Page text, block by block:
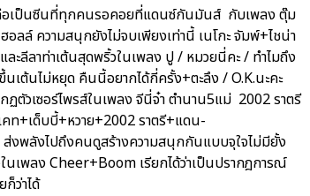
ถือเป็นซีนที่ทุกคนรอคอยที่แดนซ์กันมันส์ กับเพลง ตุ๊ม
ลล์ ความสนุกยังไม่จบเพียงเท่านี้ เนโกะ จัมพ์+ไชน่า
ะลีลาท่าเต้นสุดพริ้วในเพลง ปู / หมวยนี่คะ / ทำไมถึง
เต้นไม่หยุด คืนนี้อยากได้กี่ครั้ง+ตะลึง / O.K.นะคะ
ตัวเซอร์ไพรส์ในเพลง จีนี่จ๋า ตำนาน5แม่ 2002 ราตรี
ท+เด็บบี้+หวาย+2002 ราตรี+แดน-
งพลังไปถึงคนดูสร้างความสนุกกันแบบจุใจไม่มียั้ง
เพลง Cheer+Boom เรียกได้ว่าเป็นปรากฎการณ์
ว่าได้